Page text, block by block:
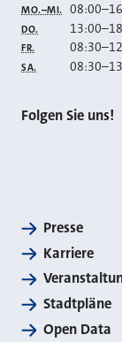
MO.–MI. 08:00–
DO. 13:00–
FR. 08:30–
SA. 08:30–
Folgen Sie uns!
Presse
Karriere
Stadtpläne
Open Data